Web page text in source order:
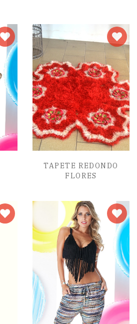
TAPETE REDONDO
FLORES